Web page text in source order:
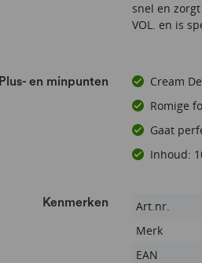
snel en
VOL. en is
Plus- en minpunten
Cream
Romige
Gaat
Inhoud:
Kenmerken Kenmerken
Art.nr.
Merk
EAN